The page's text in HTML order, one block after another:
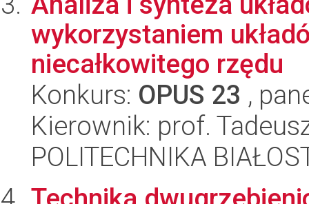
wykorzystaniem
niecałkowitego rzędu
Konkurs: OPUS 23 ,
Kierownik: prof.
POLITECHNIKA